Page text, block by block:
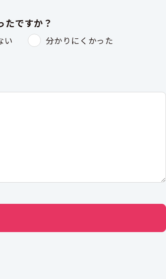
たですか？
い 分かりにくかった